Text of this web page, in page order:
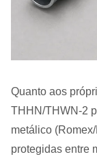
Quanto aos
THHN/THWN-2
metálico
protegidas entre